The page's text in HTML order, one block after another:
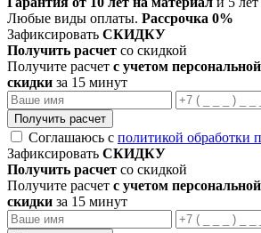
Любые виды оплаты. Рассрочка 0%
Зафиксировать СКИДКУ
Получить расчет со скидкой
Получите расчет с учетом персональной
скидки за 15 минут
Получить расчет
Соглашаюсь с политикой обработки
Зафиксировать СКИДКУ
Получить расчет со скидкой
Получите расчет с учетом персональной
скидки за 15 минут